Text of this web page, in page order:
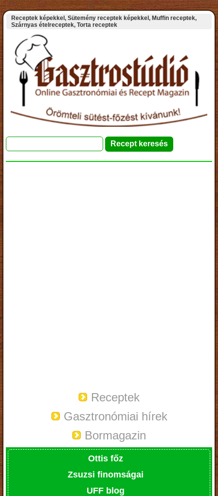
Receptek képekkel, Sütemény receptek képekkel, Muffin receptek,
Szárnyas ételreceptek, Torta receptek
Receptek
Gasztronómiai hírek
Bormagazin
Ottis főz
Zsuzsi finomságai
UFF blog